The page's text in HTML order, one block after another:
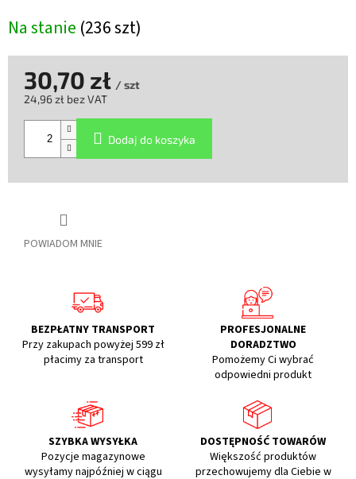
Na stanie (236 szt)
POWIADOM MNIE
30,70 zł / szt
24,96 zł bez VAT
jednostkowa:
Dodaj do koszyka
BEZPŁATNY TRANSPORT
Przy zakupach powyżej 599 zł
płacimy za transport
PROFESJONALNE
DORADZTWO
Pomożemy Ci wybrać
odpowiedni produkt
SZYBKA WYSYŁKA
Pozycje magazynowe
wysyłamy najpóźniej w ciągu
DOSTĘPNOŚĆ TOWARÓW
Większość produktów
przechowujemy dla Ciebie w